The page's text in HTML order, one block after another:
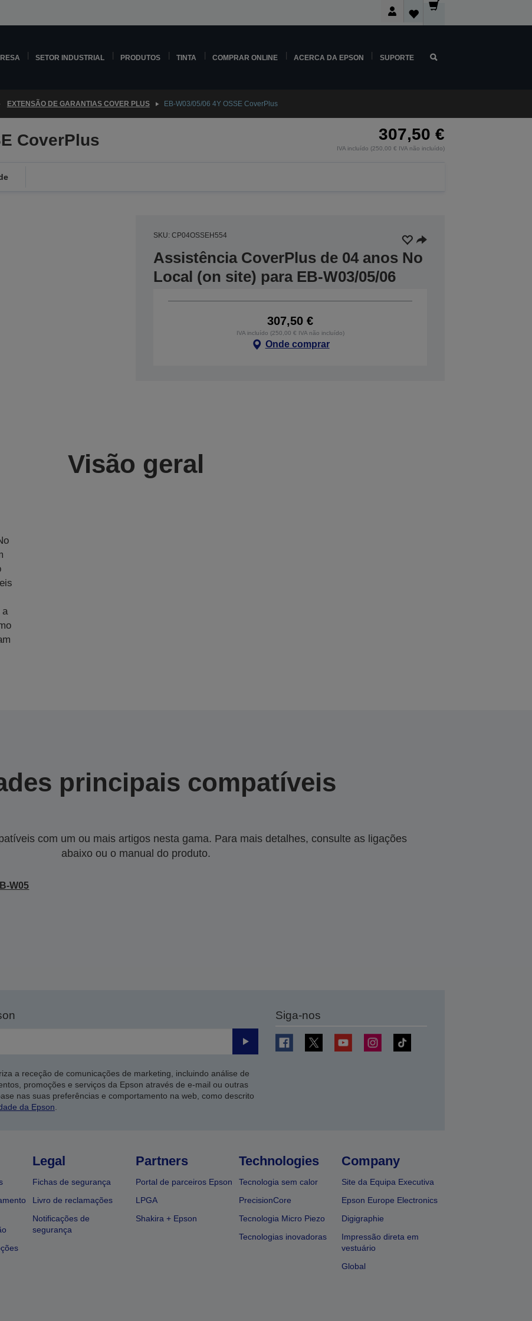
SETOR INDUSTRIAL PRODUTOS TINTA COMPRAR ONLINE ACERCA DA EPSON SUPORTE
EXTENSÃO DE GARANTIAS COVER PLUS EB-W03/05/06 4Y OSSE CoverPlus
CoverPlus 307,50 €
IVA incluído (250,00 € IVA não incluído)
SKU: CP04OSSEH554
Assistência CoverPlus de 04 anos No
Local (on site) para EB-W03/05/06
307,50 €
IVA incluído (250,00 € IVA não incluído)
Onde comprar
Visão geral
a
principais compatíveis
com um ou mais artigos nesta gama. Para mais detalhes, consulte as ligações
abaixo ou o manual do produto.
W05
Enviar
a receção de comunicações de marketing, incluindo análise de
promoções e serviços da Epson através de e-mail ou outras
nas suas preferências e comportamento na web, como descrito
da Epson
Siga-nos
Legal
Fichas de segurança
Livro de reclamações
Notificações de
segurança
Partners
Portal de parceiros Epson
LPGA
Shakira + Epson
Technologies
Tecnologia sem calor
PrecisionCore
Tecnologia Micro Piezo
Tecnologias inovadoras
Company
Site da Equipa Executiva
Epson Europe Electronics
Digigraphie
Impressão direta em
vestuário
Global